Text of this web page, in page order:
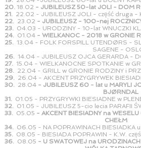
20. 18.02 - JUBILEUSZ 50-lat JOLI - DOM
21. 22.02 - JUBILEUSZ JOLI - część druga -
22. 23.02 - JUBILEUSZ - 100-nej
23. 04.03 - URODZINY - 10-lat WNUCZKI
24. 01.04 - WIELKANOC - 2018 w GRONIE
25. 13.04 - FOLK FORSPILL UTENDØRS -
SAGENE -
26. 14.04 - JUBILEUSZ OJCA GERARDA -
27. 15.04 - WIELKANOCNE SPOTKANIE w
28. 22.04 - GRILL w GRONIE RODZINY i
29. 26.04 - AKCENT PRZYGRYWEK
30. 28.04 - JUBILEUSZ 60 - lat u MARYLI
BJØRNDAL
31. 01.05 - PRZYGRYWKI BIESIADNE w
32. 01.05 - JUBILEUSZ 5-cio lecia PARAFII
33. 05.05 - AKCENT BIESIADNY na
CHEŁM
34. 06.05 - NA POPRAWINACH BIESIADKA
35. 08.05 - BIESIADA POPRAWIN - K.W.
36. 08.05 - U SWATOWEJ na